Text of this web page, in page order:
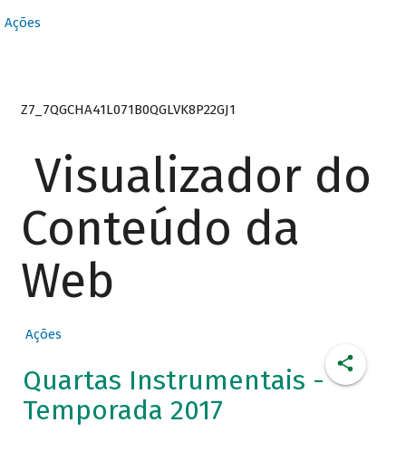
Ações
Z7_7QGCHA41L071B0QGLVK8P22GJ1
Visualizador do
Conteúdo da
Web
Ações
Quartas Instrumentais -
Temporada 2017